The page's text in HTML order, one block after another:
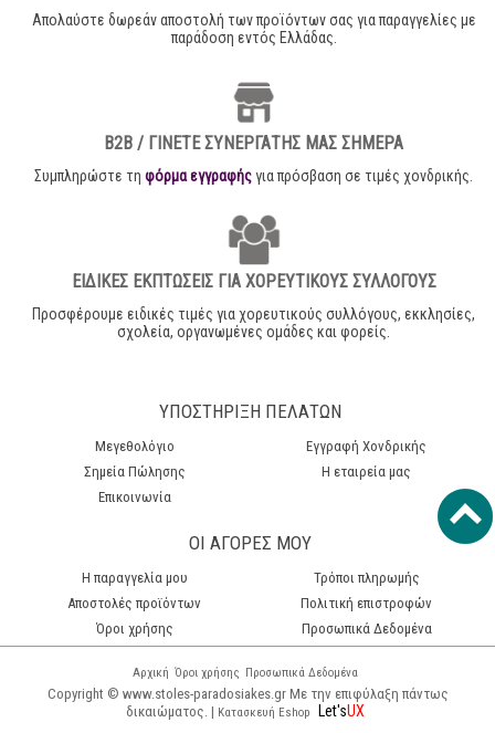
Απολαύστε δωρεάν αποστολή των προϊόντων σας για παραγγελίες με
παράδοση εντός Ελλάδας.
B2B / ΓΙΝΕΤΕ ΣΥΝΕΡΓΑΤΗΣ ΜΑΣ ΣΗΜΕΡΑ
Συμπληρώστε τηφόρμα εγγραφήςγια πρόσβαση σε τιμές χονδρικής.
ΕΙΔΙΚΕΣ ΕΚΠΤΩΣΕΙΣ ΓΙΑ ΧΟΡΕΥΤΙΚΟΥΣ ΣΥΛΛΟΓΟΥΣ
Προσφέρουμε ειδικές τιμές για χορευτικούς συλλόγους, εκκλησίες,
σχολεία, οργανωμένες ομάδες και φορείς.
ΥΠΟΣΤΗΡΙΞΗ ΠΕΛΑΤΩΝ
Μεγεθολόγιο
Εγγραφή Χονδρικής
Σημεία Πώλησης
Η εταιρεία μας
Επικοινωνία
ΟΙ ΑΓΟΡΕΣ ΜΟΥ
H παραγγελία μου
Τρόποι πληρωμής
Αποστολές προϊόντων
Πολιτική επιστροφών
Όροι χρήσης
Προσωπικά Δεδομένα
Αρχική Όροι χρήσης Προσωπικά Δεδομένα
Copyright © www.stoles-paradosiakes.gr Με την επιφύλαξη πάντως
δικαιώματος. | Κατασκευή Eshop Let'sUX